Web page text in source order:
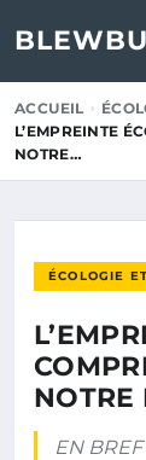
ACCUEIL
L’EMPREINTE
NOTRE…
ÉCOLOGIE
NOTRE
EN